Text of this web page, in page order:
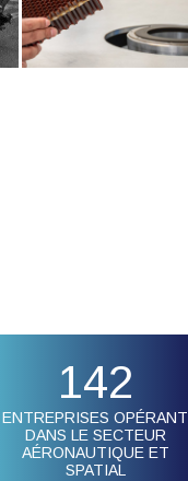
142
ENTREPRISES OPÉRANT
DANS LE SECTEUR
AÉRONAUTIQUE ET
SPATIAL